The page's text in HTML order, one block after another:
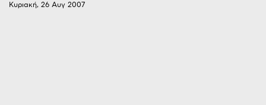
Κυριακή, 26 Αυγ 2007